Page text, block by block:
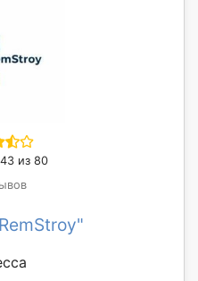
из 80